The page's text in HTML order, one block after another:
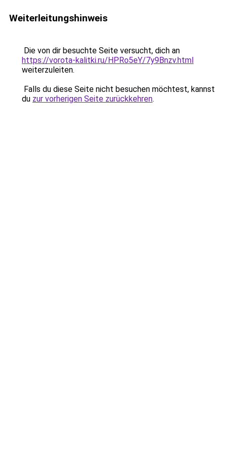
Weiterleitungshinweis
Die von dir besuchte Seite versucht, dich an
https://vorota-kalitki.ru/HPRo5eY/7y9Bnzv.html
weiterzuleiten.
Falls du diese Seite nicht besuchen möchtest, kannst
du zur vorherigen Seite zurückkehren.